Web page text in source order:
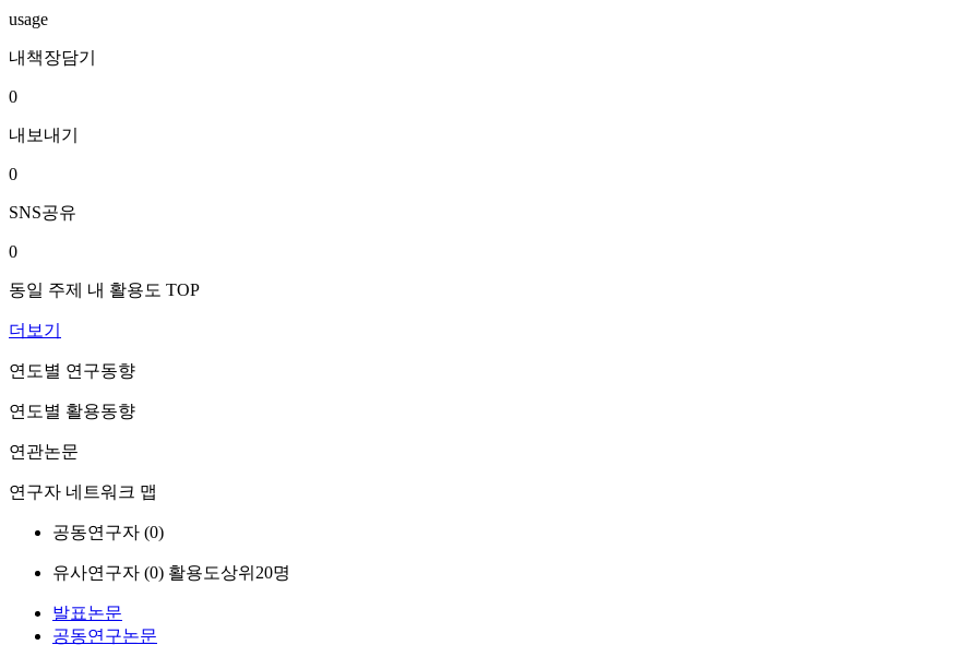
usage
내책장담기
0
내보내기
0
SNS공유
0
동일 주제 내 활용도 TOP
더보기
연도별 연구동향
연도별 활용동향
연관논문
연구자 네트워크 맵
공동연구자 (0)
유사연구자 (0) 활용도상위20명
발표논문
공동연구논문